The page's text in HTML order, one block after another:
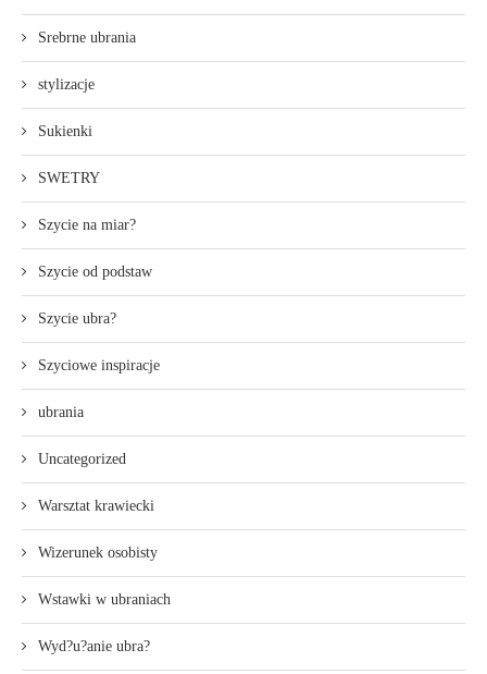
Srebrne ubrania
stylizacje
Sukienki
SWETRY
Szycie na miar?
Szycie od podstaw
Szycie ubra?
Szyciowe inspiracje
ubrania
Uncategorized
Warsztat krawiecki
Wizerunek osobisty
Wstawki w ubraniach
Wyd?u?anie ubra?